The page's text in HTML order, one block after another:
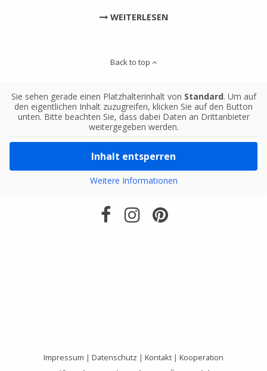
WEITERLESEN
Back to top
Sie sehen gerade einen Platzhalterinhalt von Standard. Um auf
den eigentlichen Inhalt zuzugreifen, klicken Sie auf den Button
unten. Bitte beachten Sie, dass dabei Daten an Drittanbieter
weitergegeben werden.
Inhalt entsperren
Weitere Informationen
Impressum | Datenschutz | Kontakt | Kooperation